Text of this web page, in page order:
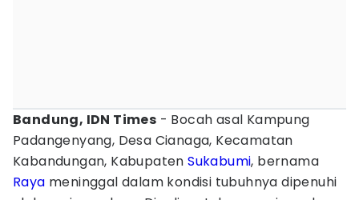
Bandung, IDN Times - Bocah asal Kampung
Padangenyang, Desa Cianaga, Kecamatan
Kabandungan, KabupatenSukabumi, bernama
Raya meninggal dalam kondisi tubuhnya dipenuhi